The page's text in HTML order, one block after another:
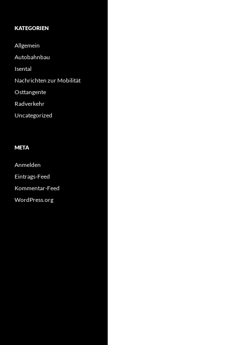
KATEGORIEN
Allgemein
Autobahnbau
Isental
Nachrichten zur Mobilität
Osttangente
Radverkehr
Uncategorized
META
Anmelden
Eintrags-Feed
Kommentar-Feed
WordPress.org